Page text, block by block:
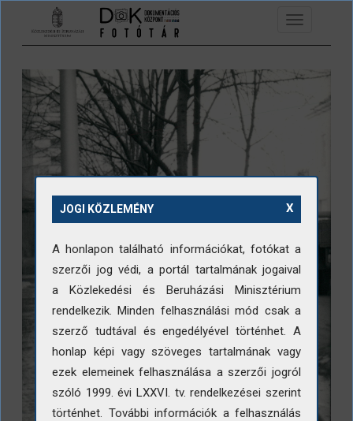
Ugrás a tartalomra
Toggle
navigation
X
JOGI KÖZLEMÉNY
A honlapon található információkat, fotókat a
szerzői jog védi, a portál tartalmának jogaival
a Közlekedési és Beruházási Minisztérium
rendelkezik. Minden felhasználási mód csak a
szerző tudtával és engedélyével történhet. A
honlap képi vagy szöveges tartalmának vagy
ezek elemeinek felhasználása a szerzői jogról
szóló 1999. évi LXXVI. tv. rendelkezései szerint
történhet. További információk a felhasználás